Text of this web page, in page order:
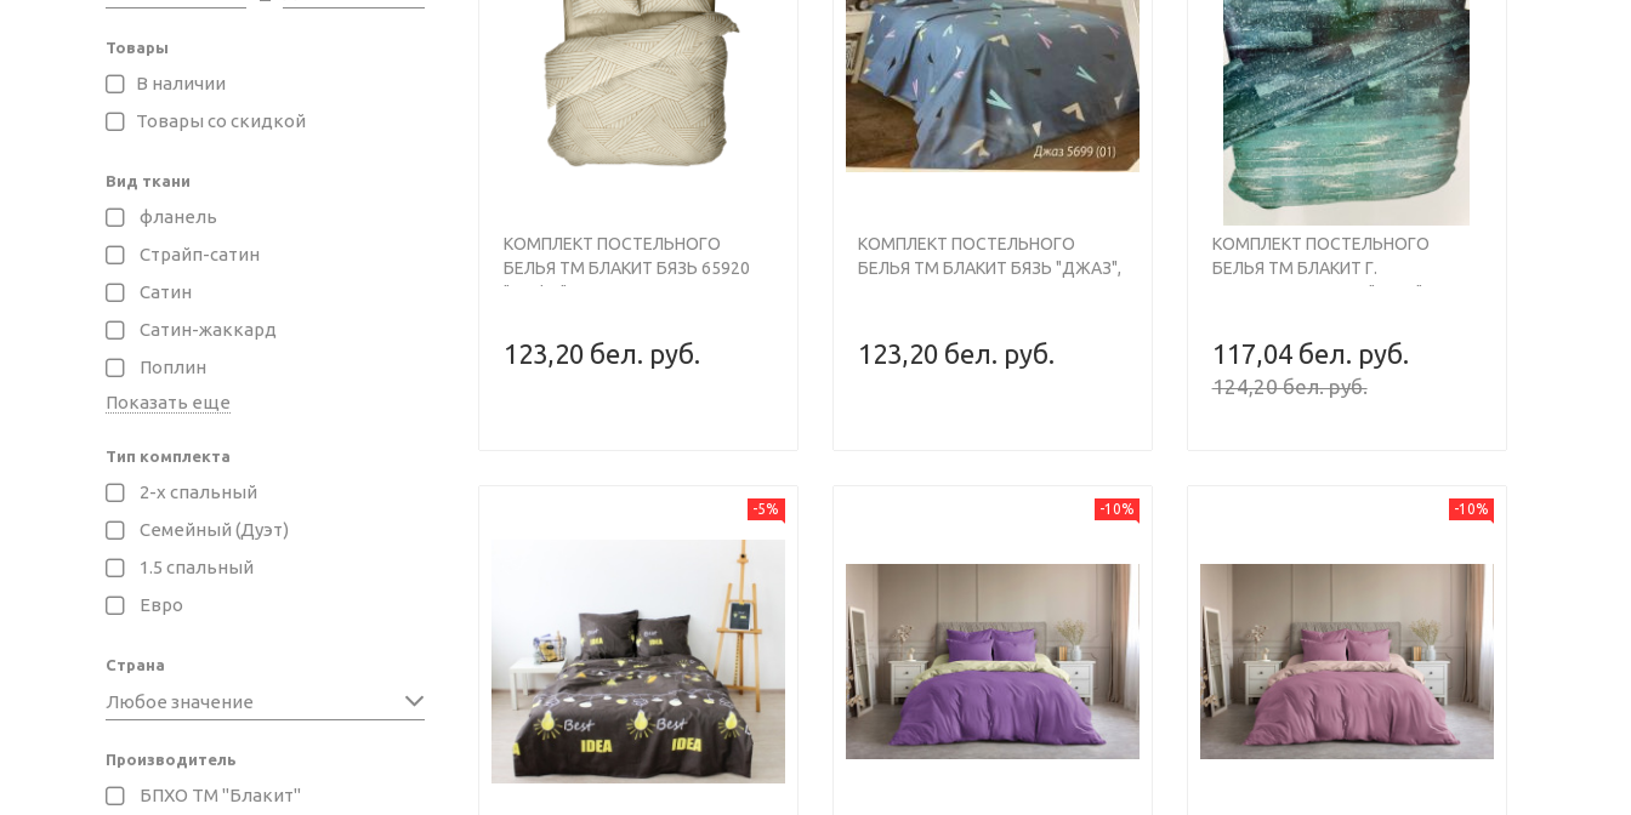
Товары
В наличии
Товары со скидкой
Вид ткани
фланель
Страйп-сатин
Сатин
Сатин-жаккард
Поплин
Показать еще
Тип комплекта
2-х спальный
Семейный (Дуэт)
1.5 спальный
Евро
Страна
Любое значение
Производитель
БПХО ТМ "Блакит"
КОМПЛЕКТ ПОСТЕЛЬНОГО
БЕЛЬЯ ТМ БЛАКИТ БЯЗЬ 65920
"ЛОФТ" ДУЭТ
123,20 бел. руб.
КОМПЛЕКТ ПОСТЕЛЬНОГО
БЕЛЬЯ ТМ БЛАКИТ БЯЗЬ "ДЖАЗ",
123,20 бел. руб.
КОМПЛЕКТ ПОСТЕЛЬНОГО
БЕЛЬЯ ТМ БЛАКИТ Г.
БАРАНОВИЧИ БЯЗЬ "БРИЗ" ДУЭТ
117,04 бел. руб.
124,20 бел. руб.
Previous Next
-5% -10% -10%